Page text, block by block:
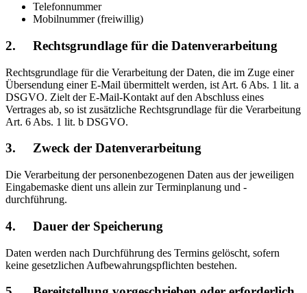
Telefonnummer
Mobilnummer (freiwillig)
2. Rechtsgrundlage für die Datenverarbeitung
Rechtsgrundlage für die Verarbeitung der Daten, die im Zuge einer
Übersendung einer E-Mail übermittelt werden, ist Art. 6 Abs. 1 lit. a
DSGVO. Zielt der E-Mail-Kontakt auf den Abschluss eines
Vertrages ab, so ist zusätzliche Rechtsgrundlage für die Verarbeitung
Art. 6 Abs. 1 lit. b DSGVO.
3. Zweck der Datenverarbeitung
Die Verarbeitung der personenbezogenen Daten aus der jeweiligen
Eingabemaske dient uns allein zur Terminplanung und -
durchführung.
4. Dauer der Speicherung
Daten werden nach Durchführung des Termins gelöscht, sofern
keine gesetzlichen Aufbewahrungspflichten bestehen.